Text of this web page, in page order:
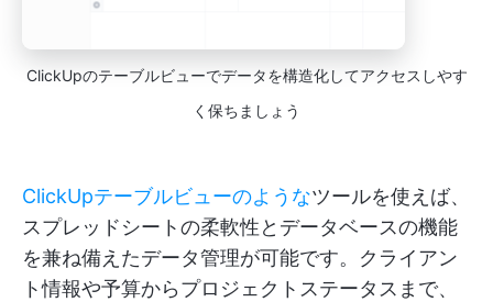
ClickUpのテーブルビューでデータを構造化してアクセスしやす
く保ちましょう
ClickUpテーブルビューのようなツールを使えば、
スプレッドシートの柔軟性とデータベースの機能
を兼ね備えたデータ管理が可能です。クライアン
ト情報や予算からプロジェクトステータスまで、